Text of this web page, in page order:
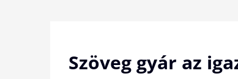
Szöveg gyár az